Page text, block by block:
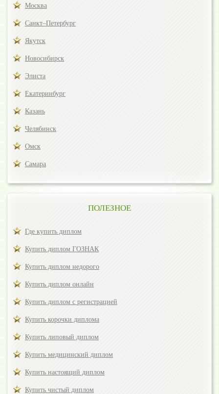
Москва
Санкт–Петербург
Якутск
Новосибирск
Элиста
Екатеринбург
Казань
Челябинск
Омск
Самара
ПОЛЕЗНОЕ
Где купить диплом
Купить диплом ГОЗНАК
Купить диплом недорого
Купить диплом онлайн
Купить диплом с регистрацией
Купить корочки диплома
Купить липовый диплом
Купить медицинский диплом
Купить настоящий диплом
Купить чистый диплом